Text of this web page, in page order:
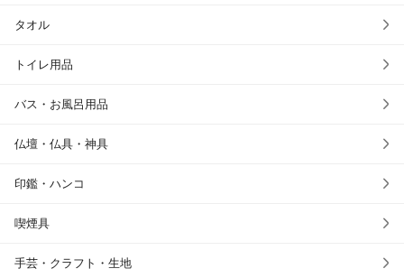
タオル
トイレ用品
バス・お風呂用品
仏壇・仏具・神具
印鑑・ハンコ
喫煙具
手芸・クラフト・生地